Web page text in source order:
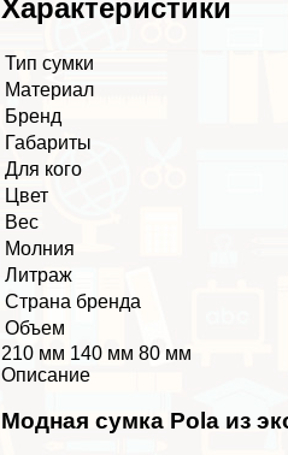
Хаpaктеристики
Тип сумки
Материал
Бренд
Габариты
Для кого
Цвет
Вес
Молния
Литраж
Страна бренда
Объем
210 мм 140 мм 80 мм
Описание
Модная сумка Pola из